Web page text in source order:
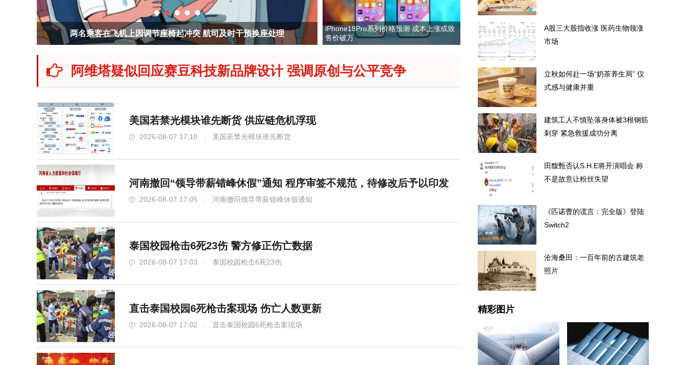
两名乘客在飞机上因调节座椅起冲突 航司及时干预换座处理 泰国女公务员精致妆容引争议 本人回怼！
iPhone18Pro系列价格预测 成本上涨或致
售价破万
阿维塔疑似回应赛豆科技新品牌设计 强调原创与公平竞争
美国若禁光模块谁先断货 供应链危机浮现
2026-08-07 17:10 美国若禁光模块谁先断货
河南撤回“领导带薪错峰休假”通知 程序审签不规范，待修改后予以印发
2026-08-07 17:05 河南撤回领导带薪错峰休假通知
泰国校园枪击6死23伤 警方修正伤亡数据
2026-08-07 17:03 泰国校园枪击6死23伤
直击泰国校园6死枪击案现场 伤亡人数更新
2026-08-07 17:02 直击泰国校园6死枪击案现场
A股三大股指收涨 医药生物领涨
市场
立秋如何赴一场“奶茶养生局” 仪
式感与健康并重
建筑工人不慎坠落身体被3根钢筋
刺穿 紧急救援成功分离
田馥甄否认S.H.E将开演唱会 称
不是故意让粉丝失望
《匹诺曹的谎言：完全版》登陆
Switch2
沧海桑田：一百年前的古建筑老
照片
精彩图片